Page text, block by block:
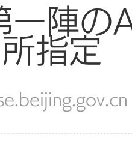
一陣の
指定